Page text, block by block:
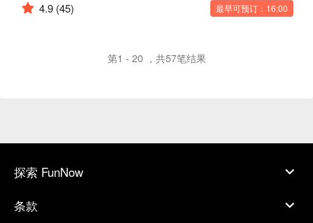
4.9 (45) 最早可预订：16:00
第1 - 20 ，共57笔结果
探索 FunNow
条款